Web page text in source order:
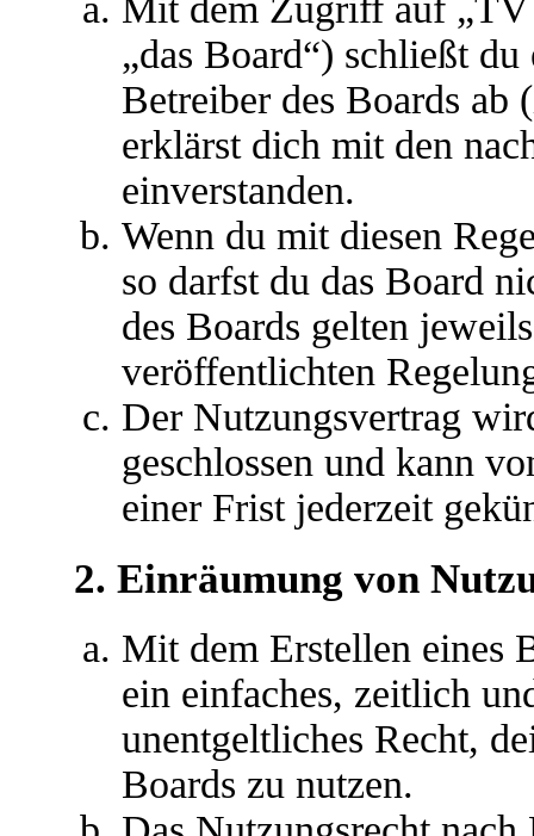
Mit dem Zugriff auf „TV
„das Board“) schließt
Betreiber des Boards ab
erklärst dich mit den
einverstanden.
Wenn du mit diesen
so darfst du das Board
des Boards gelten
veröffentlichten
Der Nutzungsvertrag
geschlossen und kann
einer Frist jederzeit
2. Einräumung von
Mit dem Erstellen eines
ein einfaches, zeitlich
unentgeltliches Recht,
Boards zu nutzen.